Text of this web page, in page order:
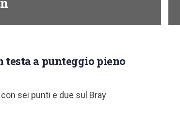
testa a punteggio pieno
sei punti e due sul Bray